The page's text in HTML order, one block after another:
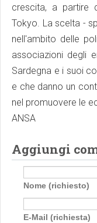
crescita, a partire
Tokyo. La scelta -
nell'ambito delle
associazioni degli
Sardegna e i suoi
e che danno un
nel promuovere le
ANSA
Aggiungi
Nome (richiesto)
E-Mail (richiesta)